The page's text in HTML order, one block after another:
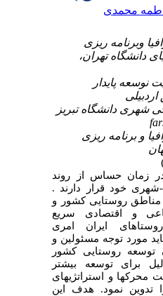
محمدی
وبرنامه ریزی
دانشگاه تهران،
نوسعه پایدار
شهری دانشگاه تبریز
و برنامه ریزی
زمان حساس از روند
خود قرار دارند .
مناطق روستایی کشور و
و اقتصادی سریع
ایران امری
مورد توجه مسئولین و
توسعه روستایی کشور
برای توسعه بیشتر
محرک­ها و استراتژی­های
تدوین نمود. هدف این